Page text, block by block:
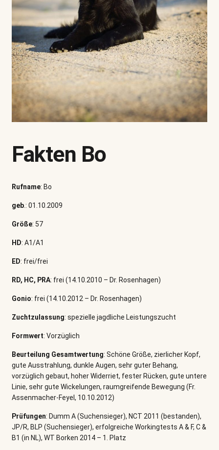
Fakten Bo
Rufname: Bo
geb.: 01.10.2009
Größe: 57
HD: A1/A1
ED: frei/frei
RD, HC, PRA: frei (14.10.2010 – Dr. Rosenhagen)
Gonio: frei (14.10.2012 – Dr. Rosenhagen)
Zuchtzulassung: spezielle jagdliche Leistungszucht
Formwert: Vorzüglich
Beurteilung Gesamtwertung: Schöne Größe, zierlicher Kopf,
gute Ausstrahlung, dunkle Augen, sehr guter Behang,
vorzüglich gebaut, hoher Widerriet, fester Rücken, gute untere
Linie, sehr gute Wickelungen, raumgreifende Bewegung (Fr.
Assenmacher-Feyel, 10.10.2012)
Prüfungen: Dumm A (Suchensieger), NCT 2011 (bestanden),
JP/R, BLP (Suchensieger), erfolgreiche Workingtests A & F, C &
B1 (in NL), WT Borken 2014 – 1. Platz